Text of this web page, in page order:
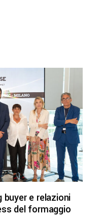
buyer e relazioni
del formaggio